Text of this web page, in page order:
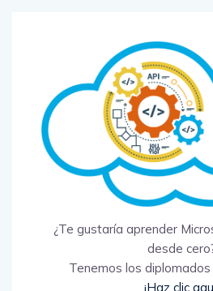
¿Te gustaría aprender
desde
Tenemos los
¡Haz clic